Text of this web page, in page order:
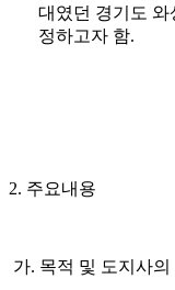
대였던 경기도 와
정하고자 함.
2. 주요내용
가. 목적 및 도지사